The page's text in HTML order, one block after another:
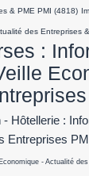
& PME PMI (4818)
des Entreprises
:
- Hôtellerie :
Entreprises
- Actualité des